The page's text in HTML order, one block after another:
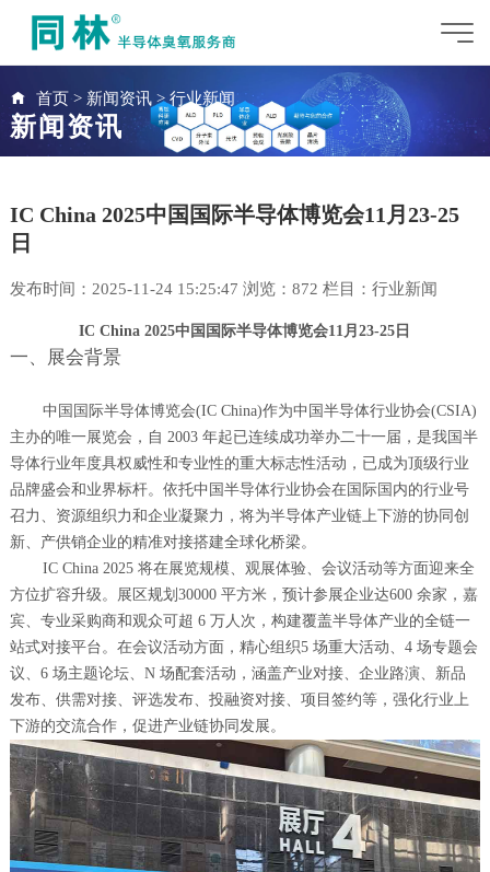
首页> 新闻资讯>行业新闻
新闻资讯
IC China 2025中国国际半导体博览会11月23-25
日
发布时间：2025-11-24 15:25:47 浏览： 872 栏目： 行业新闻
IC China 2025中国国际半导体博览会11月23-25日
一、展会背景
中国国际半导体博览会(IC China)作为中国半导体行业协会(CSIA)
主办的唯一展览会，自 2003 年起已连续成功举办二十一届，是我国半
导体行业年度具权威性和专业性的重大标志性活动，已成为顶级行业
品牌盛会和业界标杆。依托中国半导体行业协会在国际国内的行业号
召力、资源组织力和企业凝聚力，将为半导体产业链上下游的协同创
新、产供销企业的精准对接搭建全球化桥梁。
IC China 2025 将在展览规模、观展体验、会议活动等方面迎来全
方位扩容升级。展区规划30000 平方米，预计参展企业达600 余家，嘉
宾、专业采购商和观众可超 6 万人次，构建覆盖半导体产业的全链一
站式对接平台。在会议活动方面，精心组织5 场重大活动、4 场专题会
议、6 场主题论坛、N 场配套活动，涵盖产业对接、企业路演、新品
发布、供需对接、评选发布、投融资对接、项目签约等，强化行业上
下游的交流合作，促进产业链协同发展。